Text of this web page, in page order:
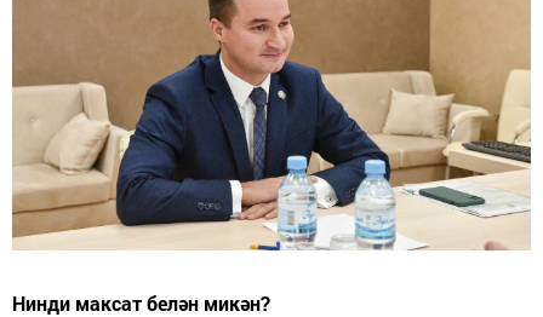
Нинди максат белән микән?